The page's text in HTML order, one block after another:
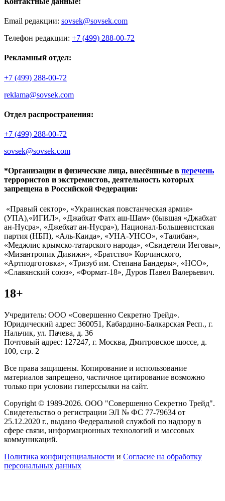
Email редакции: sovsek@sovsek.com
Телефон редакции: +7 (499) 288-00-72
Рекламный отдел:
+7 (499) 288-00-72
reklama@sovsek.com
Отдел распространения:
+7 (499) 288-00-72
sovsek@sovsek.com
*Организации и физические лица, внесённные в перечень
террористов и экстремистов, деятельность которых
запрещена в Российской Федерации:
«Правый сектор», «Украинская повстанческая армия»
(УПА),«ИГИЛ», «Джабхат Фатх аш-Шам» (бывшая «Джабхат
ан-Нусра», «Джебхат ан-Нусра»), Национал-Большевистская
партия (НБП), «Аль-Каида», «УНА-УНСО», «Талибан»,
«Меджлис крымско-татарского народа», «Свидетели Иеговы»,
«Мизантропик Дивижн», «Братство» Корчинского,
«Артподготовка», «Тризуб им. Степана Бандеры», «НСО»,
«Славянский союз», «Формат-18», Дуров Павел Валерьевич.
18+
Учредитель: ООО «Совершенно Секретно Трейд».
Юридический адрес: 360051, Кабардино-Балкарская Респ., г.
Нальчик, ул. Пачева, д. 36
Почтовый адрес: 127247, г. Москва, Дмитровское шоссе, д.
100, стр. 2
Все права защищены. Копирование и использование
материалов запрещено, частичное цитирование возможно
только при условии гиперссылки на сайт.
Copyright © 1989-2026. ООО "Совершенно Секретно Трейд".
Свидетельство о регистрации ЭЛ № ФС 77-79634 от
25.12.2020 г., выдано Федеральной службой по надзору в
сфере связи, информационных технологий и массовых
коммуникаций.
Политика конфиценциальности и Согласие на обработку
персональных данных